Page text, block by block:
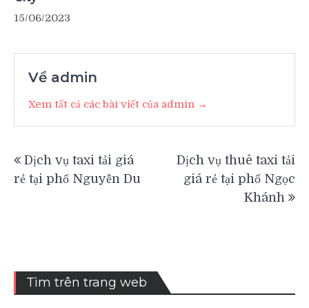
15/06/2023
Về admin
Xem tất cả các bài viết của admin →
hướng
Dịch vụ taxi tải giá
rẻ tại phố Nguyễn Du
Dịch vụ thuê taxi tải
giá rẻ tại phố Ngọc
Khánh
Tìm trên trang web